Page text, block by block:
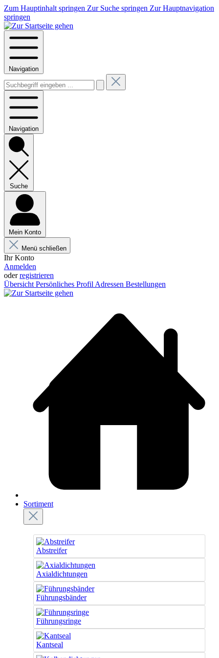
Zum Hauptinhalt springen Zur Suche springen Zur Hauptnavigation
springen
Navigation
Navigation
Suche
Mein Konto
Menü schließen
Ihr Konto
Anmelden
oderregistrieren
Übersicht Persönliches Profil Adressen Bestellungen
Sortiment
Abstreifer
Axialdichtungen
Führungsbänder
Führungsringe
Kantseal